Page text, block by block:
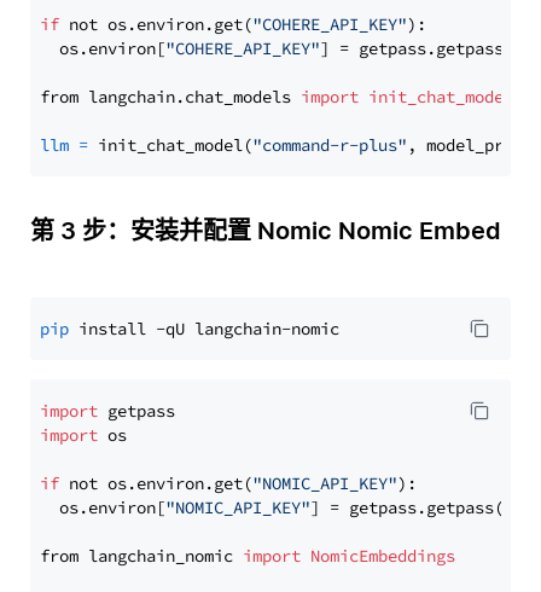
if not os.environ.get("COHERE_API_KEY"):
  os.environ[
"COHERE_API_KEY"] = getpass.getpass(
from langchain.chat_models import init_chat_model
llm = init_chat_model("command-r-plus" ,
第 3 步：安装并配置 Nomic Nomic Embed
pip
import
import os
if not os.environ.get("NOMIC_API_KEY"):
  os.environ[
"NOMIC_API_KEY"] = getpass.getpass(
from langchain_nomic import NomicEmbeddings